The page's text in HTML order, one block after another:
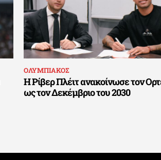
ΟΛΥΜΠΙΑΚΟΣ
Η Ρίβερ Πλέιτ ανακοίνωσε τον
ως τον Δεκέμβριο του 2030